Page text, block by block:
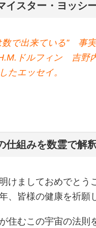
イスター・ヨッシ
数で出来ている” 事
ドルフィン 吉野
たエッセイ。
仕組みを数霊で解
けましておめでとう
、皆様の健康を祈願
住むこの宇宙の法則